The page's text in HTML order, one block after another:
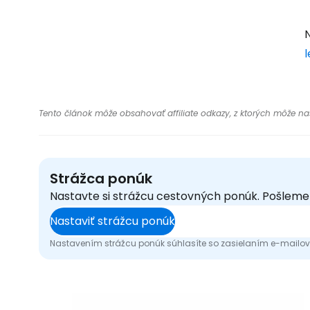
Tento článok môže obsahovať affiliate odkazy, z ktorých môže
Strážca ponúk
Nastavte si strážcu cestovných ponúk.
Nastaviť strážcu ponúk
Nastavením strážcu ponúk súhlasíte so zasielaním e-